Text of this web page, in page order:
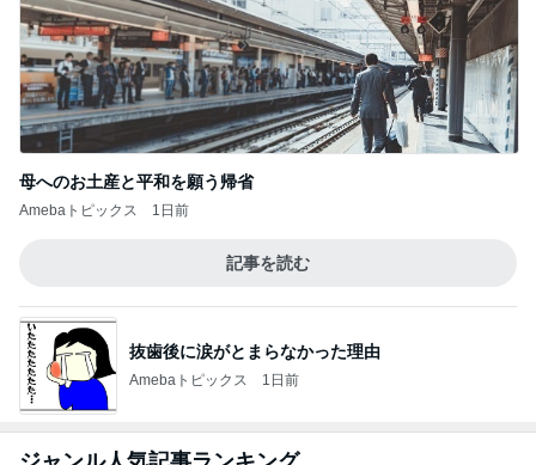
母へのお土産と平和を願う帰省
Amebaトピックス 1日前
記事を読む
抜歯後に涙がとまらなかった理由
Amebaトピックス 1日前